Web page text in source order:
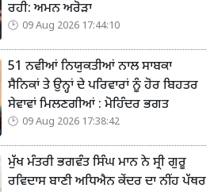
ਰਹੀ: ਅਮਨ ਅਰੋੜਾ
09 Aug 2026 17:44:10
51 ਨਵੀਆਂ ਨਿਯੁਕਤੀਆਂ ਨਾਲ ਸਾਬਕਾ
ਸੈਨਿਕਾਂ ਤੇ ਉਨ੍ਹਾਂ ਦੇ ਪਰਿਵਾਰਾਂ ਨੂੰ ਹੋਰ ਬਿਹਤਰ
ਸੇਵਾਵਾਂ ਮਿਲਣਗੀਆਂ : ਮੋਹਿੰਦਰ ਭਗਤ
09 Aug 2026 17:38:42
ਮੁੱਖ ਮੰਤਰੀ ਭਗਵੰਤ ਸਿੰਘ ਮਾਨ ਨੇ ਸ੍ਰੀ ਗੁਰੂ
ਰਵਿਦਾਸ ਬਾਣੀ ਅਧਿਐਨ ਕੇਂਦਰ ਦਾ ਨੀਂਹ ਪੱਥਰ